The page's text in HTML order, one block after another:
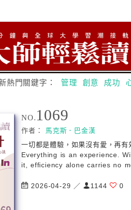
熱門關鍵字： 管理 創意 成功
NO. 1069
作者： 馬克斯．巴金漢
一切都是體驗，如果沒有愛，再有
Everything is an experience.
it, efficiency alone carries no
2026-04-29 ／ 1144 0